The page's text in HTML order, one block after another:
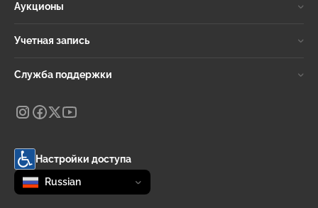
Аукционы
Учетная запись
Служба поддержки
Настройки доступа
Change language
selected
Russian